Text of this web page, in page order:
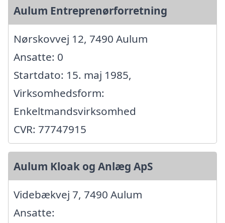
Aulum Entreprenørforretning
Nørskovvej 12, 7490 Aulum
Ansatte: 0
Startdato: 15. maj 1985,
Virksomhedsform:
Enkeltmandsvirksomhed
CVR: 77747915
Aulum Kloak og Anlæg ApS
Videbækvej 7, 7490 Aulum
Ansatte: